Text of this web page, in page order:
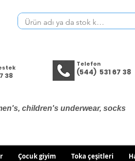
38
Telefon
(544) 531 67 38
children's underwear, socks
Çocuk giyim Toka çeşitleri